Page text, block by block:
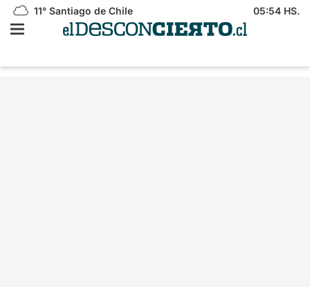
11° Santiago de Chile 05:54 HS.